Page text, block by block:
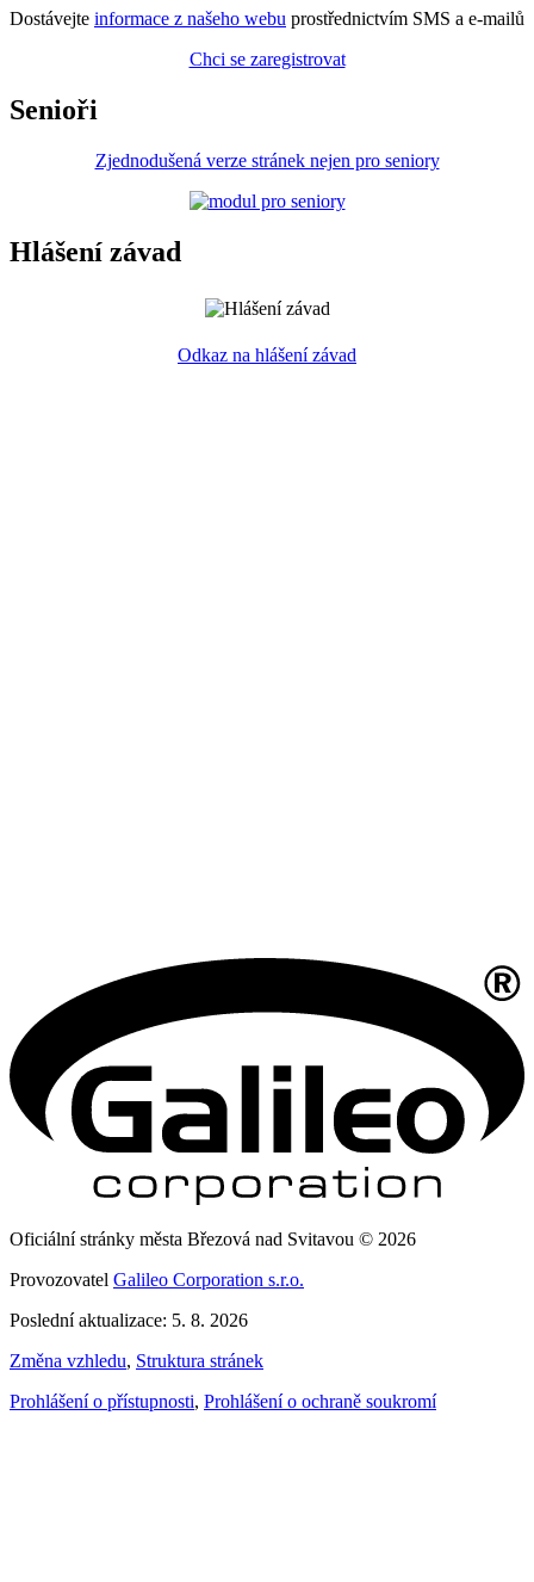
Dostávejte informace z našeho webu prostřednictvím SMS a e-mailů
Chci se zaregistrovat
Senioři
Zjednodušená verze stránek nejen pro seniory
Hlášení závad
Odkaz na hlášení závad
Oficiální stránky města Březová nad Svitavou © 2026
Provozovatel Galileo Corporation s.r.o.
Poslední aktualizace: 5. 8. 2026
Změna vzhledu, Struktura stránek
Prohlášení o přístupnosti, Prohlášení o ochraně soukromí